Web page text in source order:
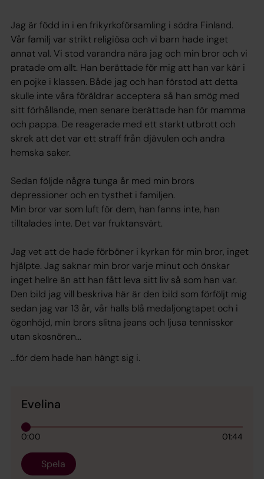
Jag är född in i en frikyrkoförsamling i södra Finland.
Vår familj var strikt religiösa och vi barn hade inget
annat val. Vi stod varandra nära jag och min bror och vi
pratade om allt. Han berättade för mig att han var kär i
en pojke i klassen. Både jag och han förstod att detta
skulle inte våra föräldrar acceptera så han smög med
sitt förhållande, men senare berättade han för mamma
och pappa. De reagerade med ett starkt utbrott och
skrek att det var ett straff från djävulen och andra
hemska saker.
Sedan följde några tunga år med min brors
depressioner och en tysthet i familjen.
Min bror var som luft för dem, han fanns inte, han
tilltalades inte. Det var fruktansvärt.
Jag vet att de hade förböner i kyrkan för min bror, inget
hjälpte. Jag saknar min bror varje minut och önskar
inget hellre än att han fått leva sitt liv så som han var.
Den bild jag vill beskriva här är den bild som förföljt mig
sedan jag var 13 år, vår halls blå medaljongtapet och i
ögonhöjd, min brors slitna jeans och ljusa tennisskor
utan skosnören...
...för dem hade han hängt sig i.
Evelina
0:00 01:44
Spela